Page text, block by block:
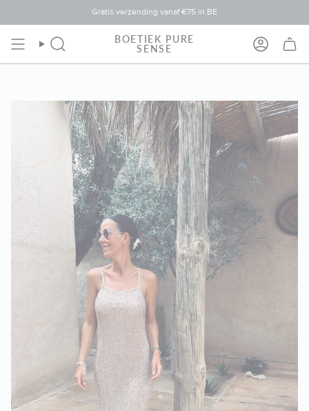
inhoud
Gratis verzending vanaf €75 in BE
Zoekopdracht
BOETIEK PURE
SENSE
Rekening